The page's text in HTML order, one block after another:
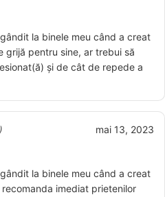
la binele meu când a creat
grijă pentru sine, ar trebui să
și de cât de repede a
mai 13, 2023
la binele meu când a creat
imediat prietenilor